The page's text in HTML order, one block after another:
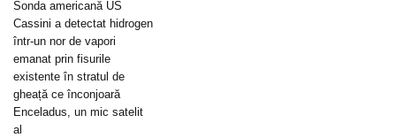
Sonda americană US
Cassini a detectat hidrogen
într-un nor de vapori
emanat prin fisurile
existente în stratul de
gheață ce înconjoară
Enceladus, un mic satelit
al